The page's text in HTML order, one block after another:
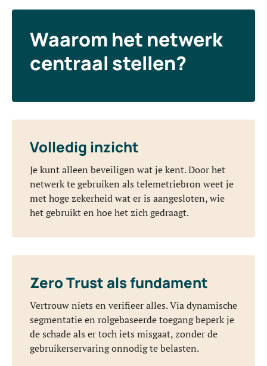
Waarom het netwerk
centraal stellen?
Volledig inzicht
Je kunt alleen beveiligen wat je kent. Door het
netwerk te gebruiken als telemetriebron weet je
met hoge zekerheid wat er is aangesloten, wie
het gebruikt en hoe het zich gedraagt.
Zero Trust als fundament
Vertrouw niets en verifieer alles. Via dynamische
segmentatie en rolgebaseerde toegang beperk je
de schade als er toch iets misgaat, zonder de
gebruikerservaring onnodig te belasten.